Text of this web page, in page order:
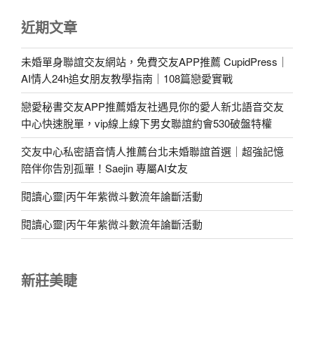
近期文章
未婚單身聯誼交友網站，免費交友APP推薦 CupidPress｜
AI情人24h追女朋友教學指南｜108篇戀愛實戰
戀愛秘書交友APP推薦婚友社遇見你的愛人新北語音交友
中心快速脫單，vip線上線下男女聯誼約會530破盤特權
交友中心私密語音情人推薦台北未婚聯誼首選｜超強記憶
陪伴你告別孤單！Saejin 專屬AI女友
閱讀心靈|丙午年紫微斗數流年論斷活動
閱讀心靈|丙午年紫微斗數流年論斷活動
新莊美睫